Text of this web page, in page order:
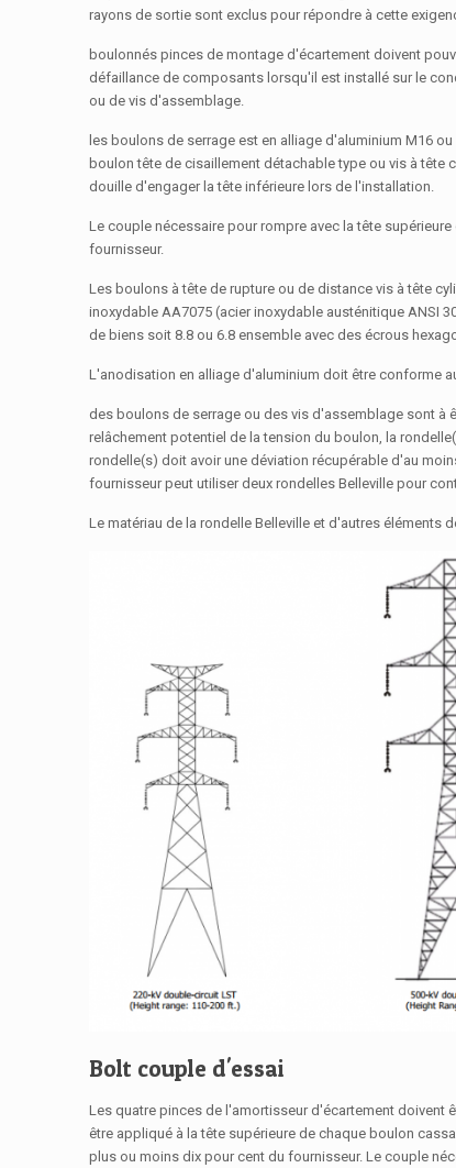
rayons de sortie sont exclus pour répondre à cette
boulonnés pinces de montage d'écartement doivent
défaillance de composants lorsqu'il est installé sur le
ou de vis d'assemblage.
les boulons de serrage est en alliage d'aluminium M16
boulon tête de cisaillement détachable type ou vis à tête
douille d'engager la tête inférieure lors de l'installation.
Le couple nécessaire pour rompre avec la tête
fournisseur.
Les boulons à tête de rupture ou de distance vis à tête
inoxydable AA7075 (acier inoxydable austénitique ANSI
de biens soit 8.8 ou 6.8 ensemble avec des écrous
L'anodisation en alliage d'aluminium doit être conforme
des boulons de serrage ou des vis d'assemblage sont à
relâchement potentiel de la tension du boulon, la
rondelle(s) doit avoir une déviation récupérable d'au
fournisseur peut utiliser deux rondelles Belleville pour
Le matériau de la rondelle Belleville et d'autres éléments
Bolt couple d'essai
Les quatre pinces de l'amortisseur d'écartement doivent
être appliqué à la tête supérieure de chaque boulon
plus ou moins dix pour cent du fournisseur. Le couple